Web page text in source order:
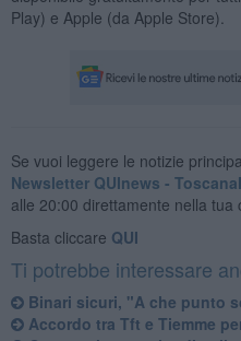
Play) e Apple (da Apple Store).
Se vuoi leggere le notizie
Newsletter QUInews -
alle 20:00 direttamente nella tua
Basta cliccare QUI
Ti potrebbe interessare
Binari sicuri, "A che punto
Accordo tra Tft e Tiemme